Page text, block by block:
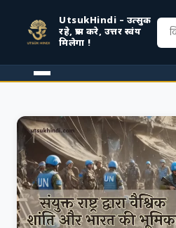
UtsukHindi – उत्सुक
रहे, प्रश्न करे, उत्तर स्वंय
मिलेगा !